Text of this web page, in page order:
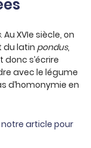
. Au XVIe siècle, on
du latin pondus,
s’écrire
avec le légume
d’homonymie en
notre article pour